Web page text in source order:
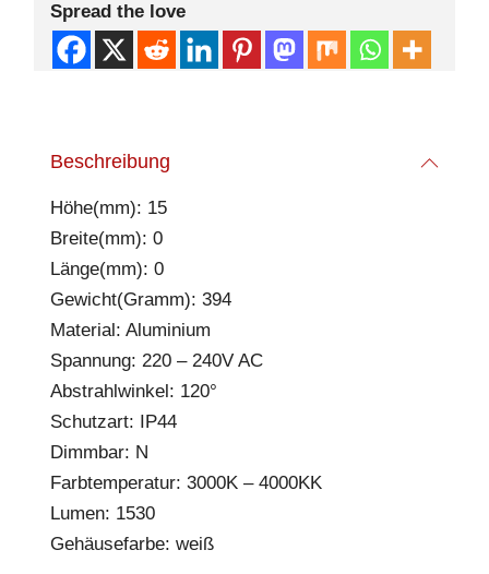
Spread the love
Beschreibung
Höhe(mm): 15
Breite(mm): 0
Länge(mm): 0
Gewicht(Gramm): 394
Material: Aluminium
Spannung: 220 – 240V AC
Abstrahlwinkel: 120°
Schutzart: IP44
Dimmbar: N
Farbtemperatur: 3000K – 4000KK
Lumen: 1530
Gehäusefarbe: weiß